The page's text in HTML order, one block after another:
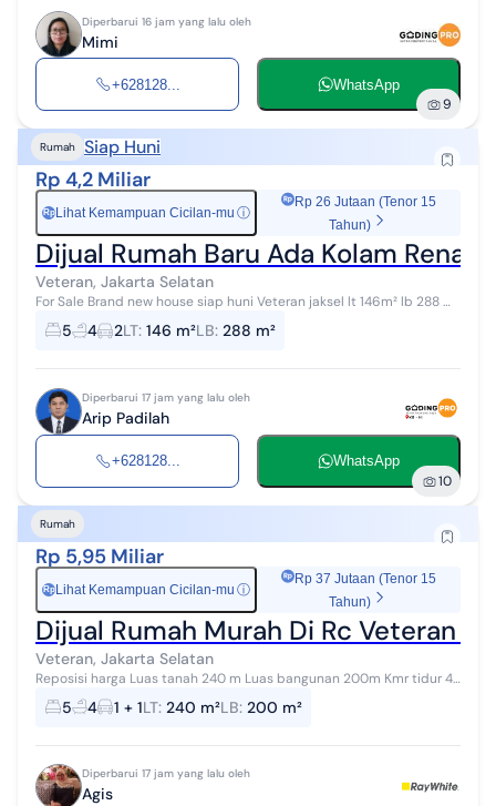
Diperbarui 16 jam yang lalu oleh
Mimi
+628128... WhatsApp
9
Rumah Siap Huni
Rp 4,2 Miliar
Rp Lihat Kemampuan Cicilan-mu ⓘ
Rp 26 Jutaan (Tenor 15
Tahun)
Dijual Rumah Baru Ada Kolam
Veteran, Jakarta Selatan
For Sale Brand new house siap huni Veteran jaksel lt 146m² lb 288 m
5 kt 4 km 1 kt & km pembantu Hadap barat 5500 watt AC daikin 5
Air tanah dg...
5 4 2LT: 146 m²LB: 288 m²
Diperbarui 17 jam yang lalu oleh
Arip Padilah
+628128... WhatsApp
10
Rumah
Rp 5,95 Miliar
RpLihat Kemampuan Cicilan-mu ⓘ
Rp 37 Jutaan (Tenor 15
Tahun)
Dijual Rumah Murah Di Rc Veteran
Veteran, Jakarta Selatan
Reposisi harga Luas tanah 240 m Luas bangunan 200m Kmr tidur 4
+ 1 Kmr mandi 3+ 1 2 lantai Hadap Timur Listrik 6.600 watt SHM
Harga Rp 5,95 m / ...
5 4 1 + 1LT: 240 m²LB: 200 m²
Diperbarui 17 jam yang lalu oleh
Agis